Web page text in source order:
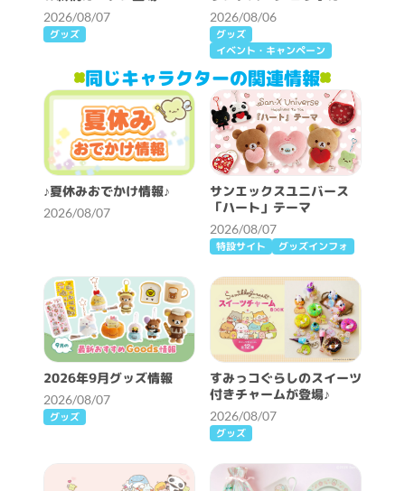
2026/08/07
グッズ
ェ開催決定！
2026/08/06
グッズ
イベント・キャンペーン
同じキャラクターの関連情報
♪夏休みおでかけ情報♪
2026/08/07
サンエックスユニバース
「ハート」テーマ
2026/08/07
特設サイト グッズインフォ
2026年9月グッズ情報
2026/08/07
グッズ
すみっコぐらしのスイーツ
付きチャームが登場♪
2026/08/07
グッズ